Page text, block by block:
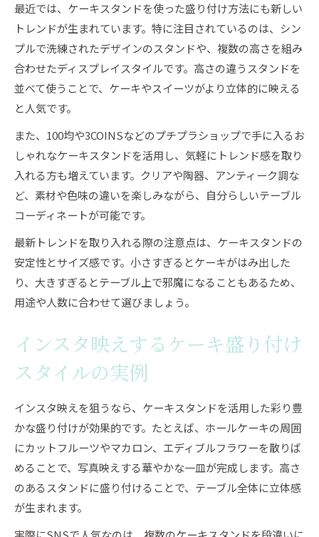
最近では、ケーキスタンドを使った盛り付け方法にも新しい
トレンドが生まれています。特に注目されているのは、シン
プルで洗練されたデザインのスタンドや、複数の高さを組み
合わせたディスプレイスタイルです。高さの違うスタンドを
並べて使うことで、ケーキやスイーツがより立体的に映える
と人気です。
また、100均や3COINSなどのプチプラショップで手に入るお
しゃれなケーキスタンドを活用し、気軽にトレンド感を取り
入れる方も増えています。クリアや陶器、アンティーク調な
ど、素材や色味の違いを楽しみながら、自分らしいテーブル
コーディネートが可能です。
最新トレンドを取り入れる際の注意点は、ケーキスタンドの
安定性とサイズ感です。小さすぎるとケーキがはみ出した
り、大きすぎるとテーブル上で邪魔になることもあるため、
用途や人数に合わせて選びましょう。
インスタ映えするケーキ盛り付け
スタイルの実例
インスタ映えを狙うなら、ケーキスタンドを活用した彩り豊
かな盛り付けが効果的です。たとえば、ホールケーキの周囲
にカットフルーツやマカロン、エディブルフラワーを散りば
めることで、写真映えする華やかな一皿が完成します。高さ
のあるスタンドに盛り付けることで、テーブル全体に立体感
が生まれます。